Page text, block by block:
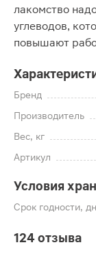
лакомство
углеводов,
повышают
Бренд
Производитель
Вес, кг
Артикул
Условия
Срок годности,
124 отзыва